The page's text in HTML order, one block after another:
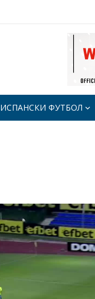
ИСПАНСКИ ФУТБОЛ